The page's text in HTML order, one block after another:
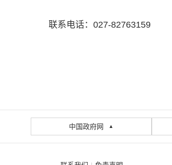
联系电话：027-82763159
中国政府网 ▲